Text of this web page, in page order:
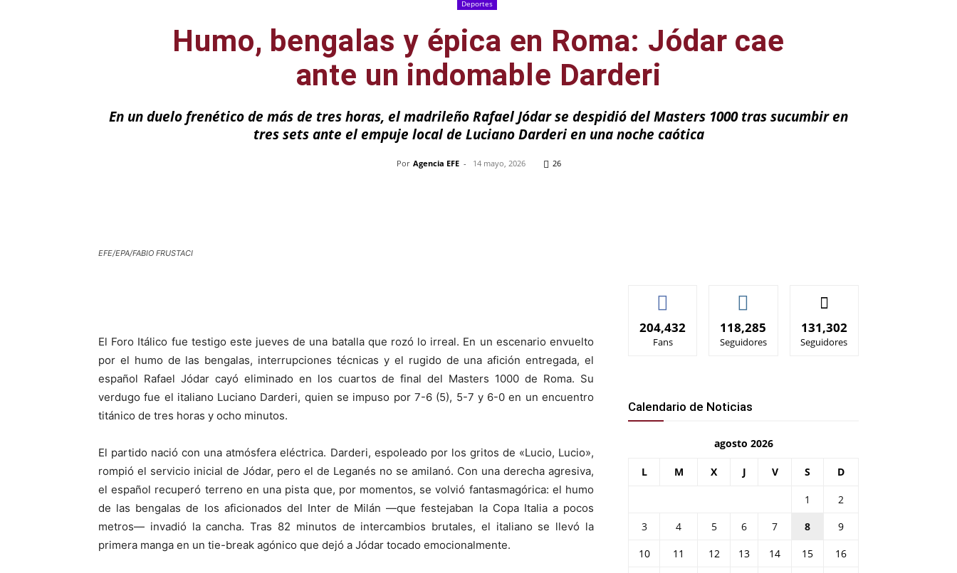
Deportes
Humo, bengalas y épica en Roma: Jódar cae
ante un indomable Darderi
En un duelo frenético de más de tres horas, el madrileño Rafael Jódar se despidió del Masters 1000 tras sucumbir en
tres sets ante el empuje local de Luciano Darderi en una noche caótica
Por Agencia EFE - 14 mayo, 2026 26
EFE/EPA/FABIO FRUSTACI
El Foro Itálico fue testigo este jueves de una batalla que rozó lo irreal. En un escenario envuelto
por el humo de las bengalas, interrupciones técnicas y el rugido de una afición entregada, el
español Rafael Jódar cayó eliminado en los cuartos de final del Masters 1000 de Roma. Su
verdugo fue el italiano Luciano Darderi, quien se impuso por 7-6 (5), 5-7 y 6-0 en un encuentro
titánico de tres horas y ocho minutos.
El partido nació con una atmósfera eléctrica. Darderi, espoleado por los gritos de «Lucio, Lucio»,
rompió el servicio inicial de Jódar, pero el de Leganés no se amilanó. Con una derecha agresiva,
el español recuperó terreno en una pista que, por momentos, se volvió fantasmagórica: el humo
de las bengalas de los aficionados del Inter de Milán —que festejaban la Copa Italia a pocos
metros— invadió la cancha. Tras 82 minutos de intercambios brutales, el italiano se llevó la
primera manga en un tie-break agónico que dejó a Jódar tocado emocionalmente.
204,432
Fans
118,285
Seguidores
131,302
Seguidores
Calendario de Noticias
agosto 2026
L M X J V S D
1
2
3
4 5 6 7 8
9
10
11 12 13 14 15
16